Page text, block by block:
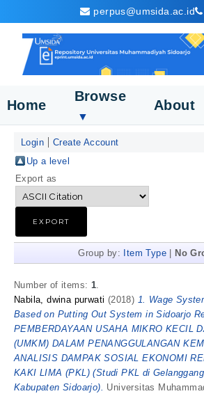
perpus@umsida.ac.id
Home
Browse
▼
About
Login
Create Account
Up a level
Export as
Group by: Item Type No
Number of items: 1.
Nabila, dwina purwati (2018) 1. Wage
Based on Putting Out System in Sidoarjo
PEMBERDAYAAN USAHA MIKRO KECIL
(UMKM) DALAM PENANGGULANGAN
ANALISIS DAMPAK SOSIAL EKONOMI
KAKI LIMA (PKL) (Studi PKL di
Kabupaten Sidoarjo). Universitas